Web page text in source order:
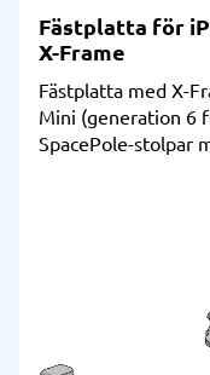
Fästplatta för
X-Frame
Fästplatta med X-
Mini (generation 6
SpacePole-stolpar